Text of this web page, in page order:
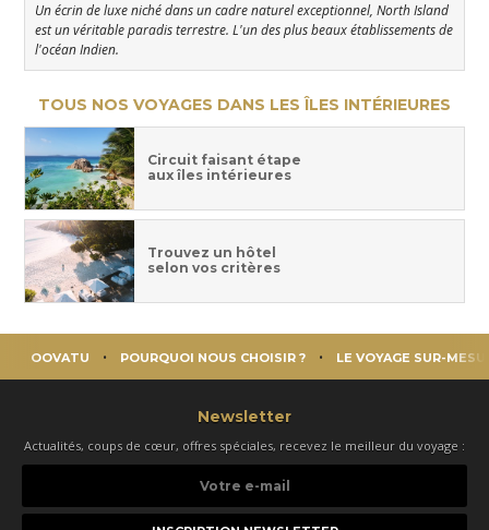
Un écrin de luxe niché dans un cadre naturel exceptionnel, North Island
est un véritable paradis terrestre. L'un des plus beaux établissements de
l'océan Indien.
TOUS NOS VOYAGES DANS LES ÎLES INTÉRIEURES
Circuit faisant étape
aux îles intérieures
Trouvez un hôtel
selon vos critères
OOVATU POURQUOI NOUS CHOISIR ? LE VOYAGE SUR-
Newsletter
Actualités, coups de cœur, offres spéciales, recevez le meilleur du voyage :
e-